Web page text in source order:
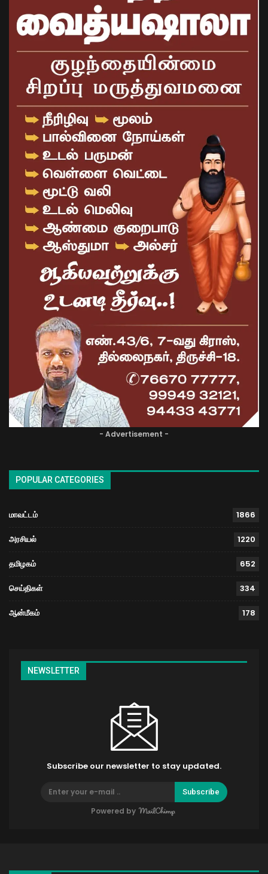
- Advertisement -
POPULAR CATEGORIES
மாவட்டம் 1866
அரசியல் 1220
தமிழகம் 652
செய்திகள் 334
ஆன்மீகம் 178
NEWSLETTER
Subscribe our newsletter to stay updated.
Subscribe
Powered by